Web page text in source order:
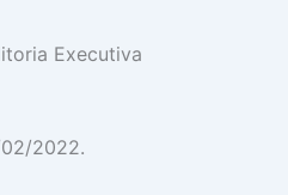
Executiva
2022.